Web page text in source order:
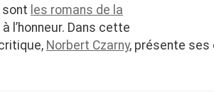
les romans de la
l’honneur. Dans cette
Norbert Czarny, présente